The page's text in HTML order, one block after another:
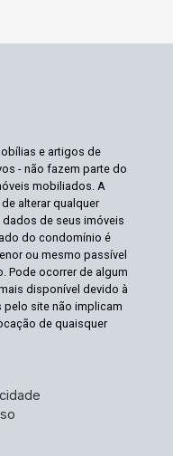
e artigos de
- não fazem parte do
mobiliados. A
alterar qualquer
de seus imóveis
do condomínio é
ou mesmo passível
Pode ocorrer de algum
disponível devido à
site não implicam
de quaisquer